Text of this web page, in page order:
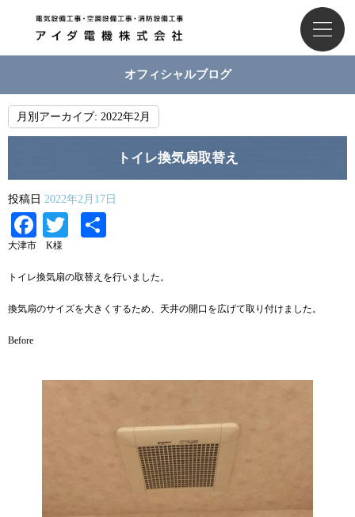
オフィシャルブログ
月別アーカイブ: 2022年2月
トイレ換気扇取替え
投稿日 2022年2月17日
Facebook
Twitter
大津市 K様
トイレ換気扇の取替えを行いました。
換気扇のサイズを大きくするため、天井の開口を広げて取り付けました。
Before